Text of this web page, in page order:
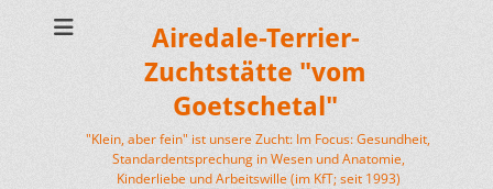
Airedale-Terrier-
Zuchtstätte "vom
Goetschetal"
"Klein, aber fein" ist unsere Zucht: Im Focus: Gesundheit,
Standardentsprechung in Wesen und Anatomie,
Kinderliebe und Arbeitswille (im KfT; seit 1993)